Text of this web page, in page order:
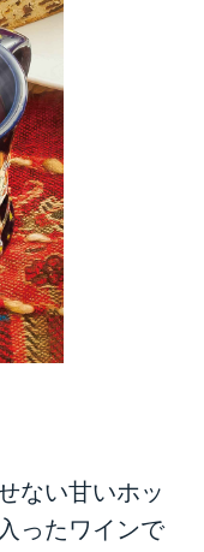
ない甘いホッ
ったワインで